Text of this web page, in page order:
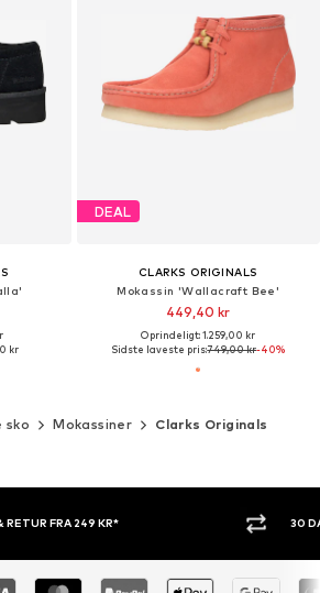
kr
DEAL
CLARKS ORIGINALS
Mokassin 'Wallacraft Bee'
449,40 kr
Oprindeligt: 1.259,00 kr
Sidste laveste pris:749,00 kr-40%
sko Mokassiner Clarks Originals
RETUR FRA 249 KR* 30